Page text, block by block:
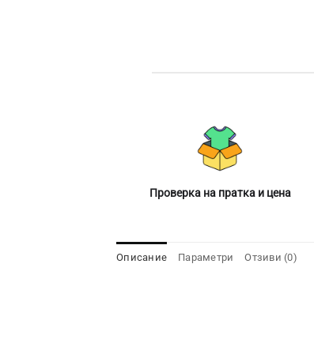
Проверка на пратка и цена
Описание Параметри Отзиви (0)